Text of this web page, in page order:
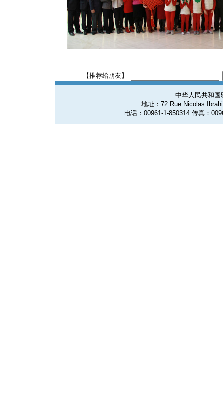
【推荐给朋友】
中华人民共和国
地址：72 Rue Nicolas
电话：00961-1-850314 传真：